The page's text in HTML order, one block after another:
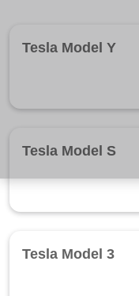
Tesla Model Y
Tesla Model S
Tesla Model 3